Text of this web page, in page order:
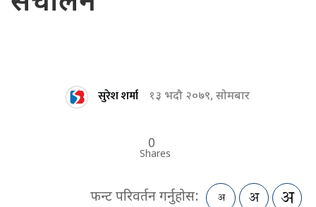
सुरेश शर्मा १३ भदौ २०७९, सोमबार
0
Shares
फन्ट परिवर्तन गर्नुहोस: